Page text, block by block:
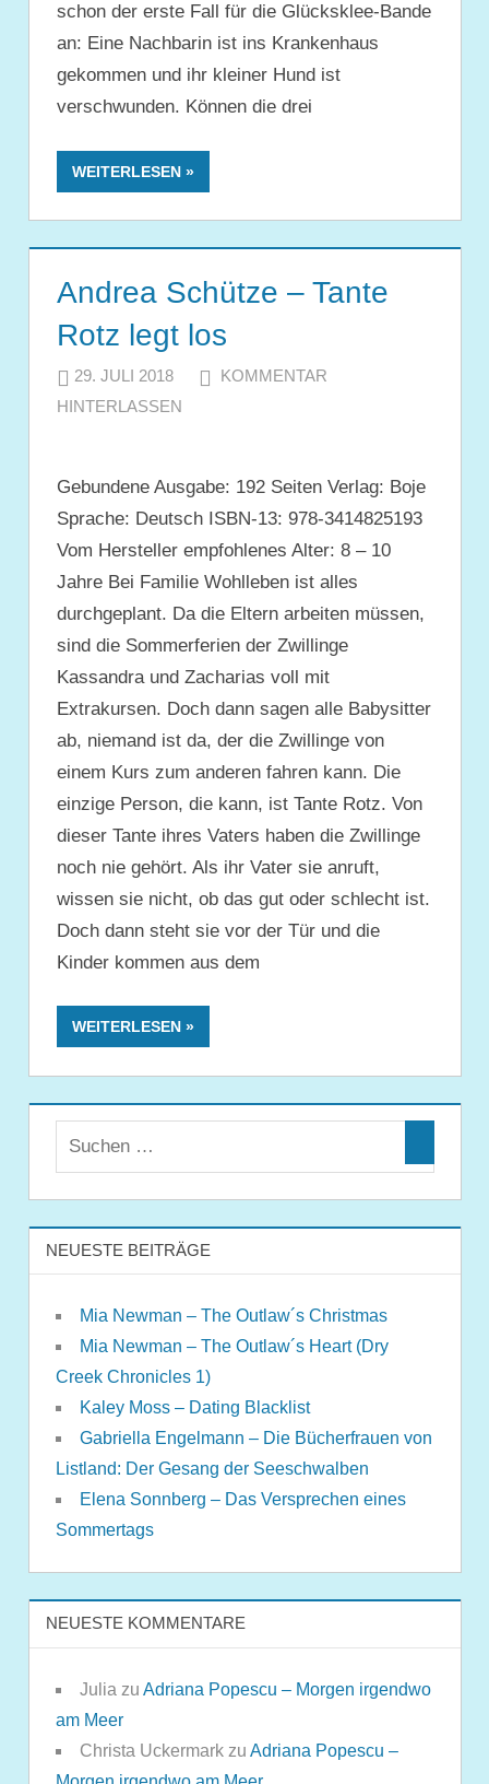
schon der erste Fall für die Glücksklee-Bande
an: Eine Nachbarin ist ins Krankenhaus
gekommen und ihr kleiner Hund ist
verschwunden. Können die drei
WEITERLESEN
Andrea Schütze – Tante
Rotz legt los
29. JULI 2018 JULIA
KOMMENTAR
HINTERLASSEN
Gebundene Ausgabe: 192 Seiten Verlag: Boje
Sprache: Deutsch ISBN-13: 978-3414825193
Vom Hersteller empfohlenes Alter: 8 – 10
Jahre Bei Familie Wohlleben ist alles
durchgeplant. Da die Eltern arbeiten müssen,
sind die Sommerferien der Zwillinge
Kassandra und Zacharias voll mit
Extrakursen. Doch dann sagen alle Babysitter
ab, niemand ist da, der die Zwillinge von
einem Kurs zum anderen fahren kann. Die
einzige Person, die kann, ist Tante Rotz. Von
dieser Tante ihres Vaters haben die Zwillinge
noch nie gehört. Als ihr Vater sie anruft,
wissen sie nicht, ob das gut oder schlecht ist.
Doch dann steht sie vor der Tür und die
Kinder kommen aus dem
WEITERLESEN
NEUESTE BEITRÄGE
Mia Newman – The Outlaw´s Christmas
Mia Newman – The Outlaw´s Heart (Dry
Creek Chronicles 1)
Kaley Moss – Dating Blacklist
Gabriella Engelmann – Die Bücherfrauen von
Listland: Der Gesang der Seeschwalben
Elena Sonnberg – Das Versprechen eines
Sommertags
NEUESTE KOMMENTARE
Julia zu Adriana Popescu – Morgen irgendwo
am Meer
Christa Uckermarkzu Adriana Popescu –